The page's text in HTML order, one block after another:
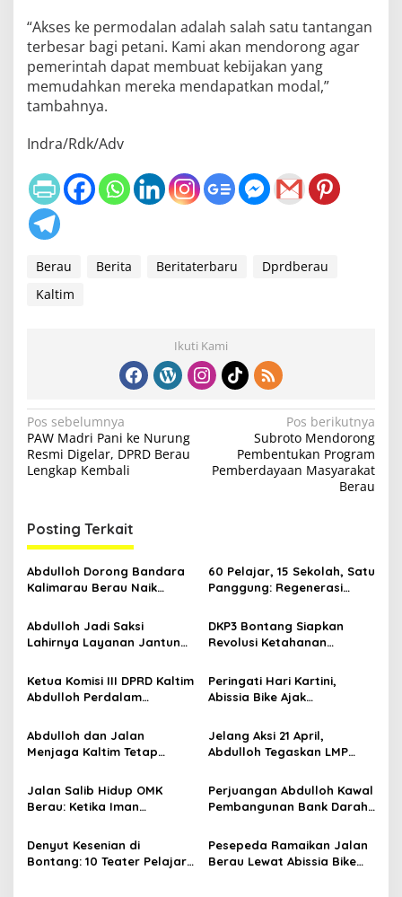
“Akses ke permodalan adalah salah satu tantangan
terbesar bagi petani. Kami akan mendorong agar
pemerintah dapat membuat kebijakan yang
memudahkan mereka mendapatkan modal,”
tambahnya.
Indra/Rdk/Adv
Berau Berita Beritaterbaru
Dprdberau
Kaltim
Ikuti Kami
N
a
v
g
a
s
i
p
o
s
Pos sebelumnya
PAW Madri Pani ke Nurung
Resmi Digelar, DPRD Berau
Lengkap Kembali
Pos berikutnya
Subroto Mendorong
Pembentukan Program
Pemberdayaan Masyarakat
Berau
Posting Terkait
Abdulloh Dorong Bandara
Kalimarau Berau Naik
Internasional Kaltim
60 Pelajar, 15 Sekolah, Satu
Panggung: Regenerasi
Jalannya
Abdulloh Jadi Saksi
Lahirnya Layanan Jantung
Jawaban Kebutuhan
Rakyat
DKP3 Bontang Siapkan
Revolusi Ketahanan
Smartani Jadi Senjata
Ketua Komisi III DPRD Kaltim
Abdulloh Perdalam
Bangku Doktoral
Peringati Hari Kartini,
Abissia Bike Ajak
Sambil Berkebaya
Abdulloh dan Jalan
Menjaga Kaltim Tetap
Gelombang Aksi 21 April
Jelang Aksi 21 April,
Abdulloh Tegaskan LMP
Kondusifitas Bersama TNI-
Polri
Jalan Salib Hidup OMK
Berau: Ketika Iman
Panggung
Perjuangan Abdulloh Kawal
Pembangunan Bank Darah
Kesehatan Warga Utama
Denyut Kesenian di
Bontang: 10 Teater Pelajar
Pesepeda Ramaikan Jalan
Berau Lewat Abissia Bike